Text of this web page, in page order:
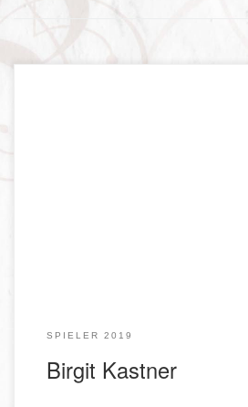
SPIELER 2019
Birgit Kastner